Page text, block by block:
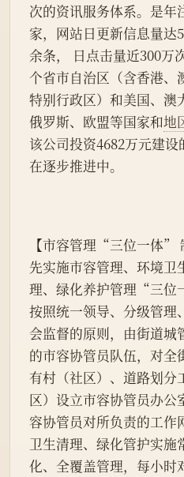
次的资讯服务体系。是年
家，网站日更新信息量达
余条， 日点击量近300万
个省市自治区（含香港、
特别行政区）和美国、澳
俄罗斯、欧盟等国家和地
该公司投资4682万元建
在逐步推进中。
【市容管理“三位一体”
先实施市容管理、环境卫
理、绿化养护管理“三位
按照统一领导、分级管理
会监督的原则，由街道城
的市容协管员队伍，对全
有村（社区）、道路划分
区）设立市容协管员办公
容协管员对所负责的工作
卫生清理、绿化管护实施
化、全覆盖管理，每小时